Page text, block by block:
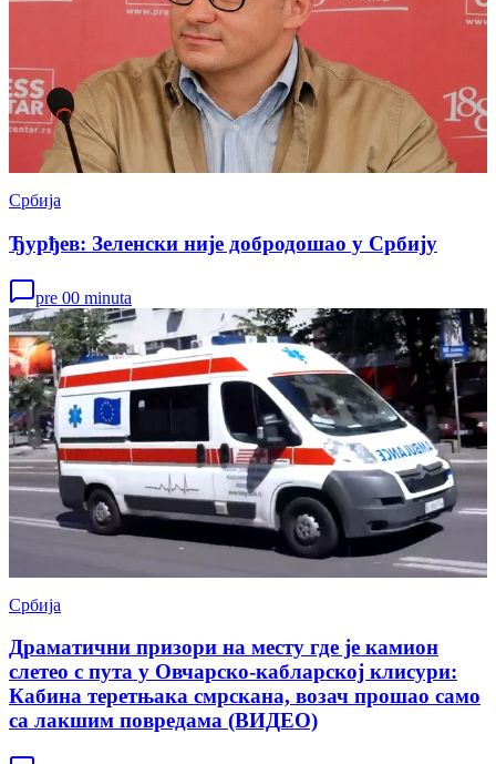
Србија
Ђурђев: Зеленски није добродошао у Србију
pre 00 minuta
Србија
Драматични призори на месту где је камион
слетео с пута у Овчарско-кабларској клисури:
Кабина теретњака смрскана, возач прошао само
са лакшим повредама (ВИДЕО)